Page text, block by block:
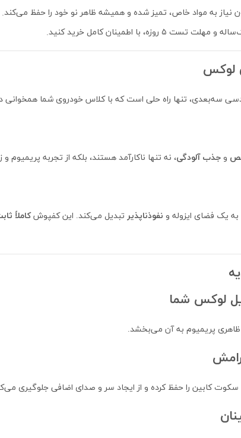
نیاز به مواد خاص، تمیز شده و همیشه ظاهر نو خود را حفظ می‌کند.
تست ۵ روزه، با اطمینان کامل خرید کنید.
لوکس
سه‌بعدی، تنها راه حلی است که با کلاس خودروی شما همخوانی
وجذب آلودگی، نه تنها ناکارآمد هستند، بلکه از تجربه پریمیوم
یک فضای ایزوله و نفوذناپذیر تبدیل می‌کند. این کفپوشکاملاً
لوکس شما
پریمیوم به آن می‌بخشد.
کابین را حفظ کرده و از ایجاد سر و صدای اضافی جلوگیری